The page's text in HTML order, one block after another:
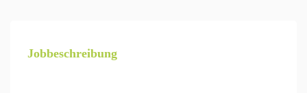
Jobbeschreibung